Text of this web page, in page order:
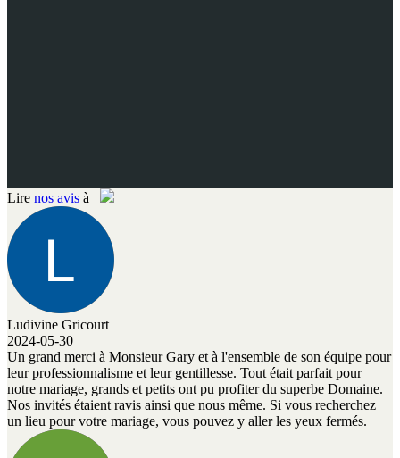
Lire nos avis à
Ludivine Gricourt
2024-05-30
Un grand merci à Monsieur Gary et à l'ensemble de son équipe pour
leur professionnalisme et leur gentillesse. Tout était parfait pour
notre mariage, grands et petits ont pu profiter du superbe Domaine.
Nos invités étaient ravis ainsi que nous même. Si vous recherchez
un lieu pour votre mariage, vous pouvez y aller les yeux fermés.